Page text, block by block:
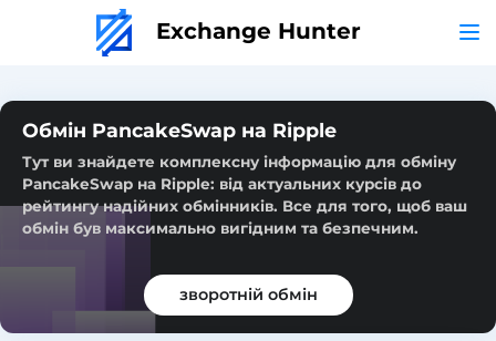
Exchange Hunter
Обмін PancakeSwap на Ripple
Тут ви знайдете комплексну інформацію для обміну
PancakeSwap на Ripple: від актуальних курсів до
рейтингу надійних обмінників. Все для того, щоб ваш
обмін був максимально вигідним та безпечним.
зворотній обмін